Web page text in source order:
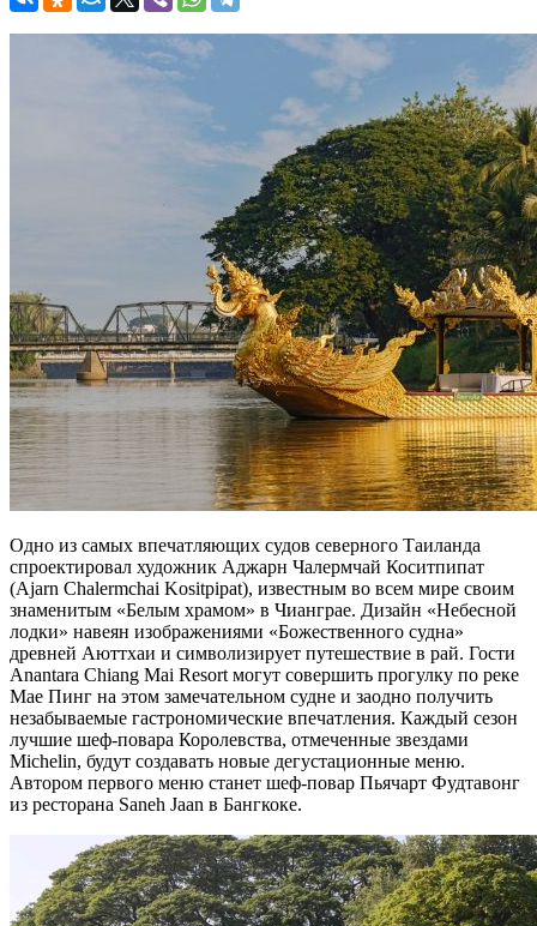
Одно из самых впечатляющих судов северного Таиланда
спроектировал художник Аджарн Чалермчай Коситпипат
(Ajarn Chalermchai Kositpipat), известным во всем мире своим
знаменитым «Белым храмом» в Чианграе. Дизайн «Небесной
лодки» навеян изображениями «Божественного судна»
древней Аюттхаи и символизирует путешествие в рай. Гости
Anantara Chiang Mai Resort могут совершить прогулку по реке
Мае Пинг на этом замечательном судне и заодно получить
незабываемые гастрономические впечатления. Каждый сезон
лучшие шеф-повара Королевства, отмеченные звездами
Michelin, будут создавать новые дегустационные меню.
Автором первого меню станет шеф-повар Пьячарт Фудтавонг
из ресторана Saneh Jaan в Бангкоке.